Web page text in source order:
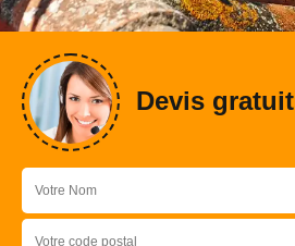
Devis gratuit